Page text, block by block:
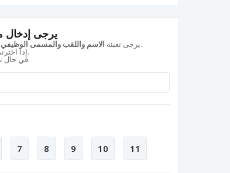
يرجى إدخال
يرجى تعبئة الاسم واللقب والمسمى الوظيفي التي ستُكتب على لوحة الاسم بشكل كامل ودقيق.
إذا، يكفي كتابة رقم الخط بجانب الاسم.
في حال.
7 8 9 10 11